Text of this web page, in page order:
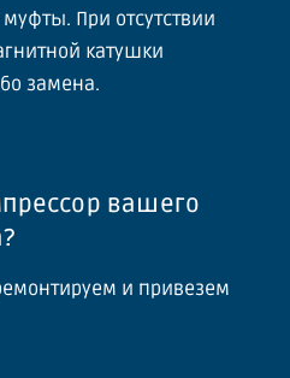
При отсутствии
катушки
замена.
вашего
и привезем